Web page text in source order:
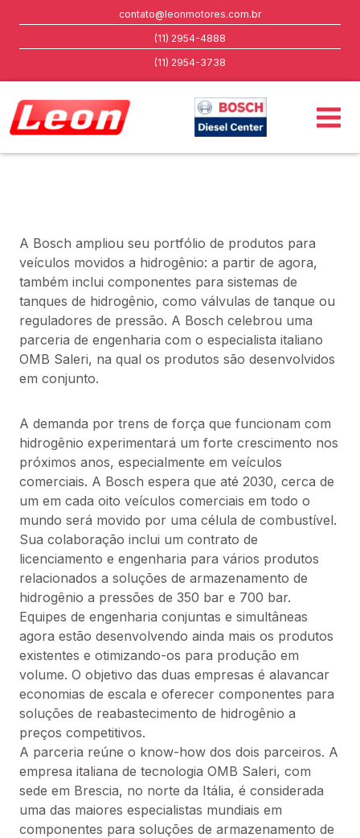
contato@leonmotores.com.br
(11) 2954-4888
(11) 2954-3738
A Bosch ampliou seu portfólio de produtos para
veículos movidos a hidrogênio: a partir de agora,
também inclui componentes para sistemas de
tanques de hidrogênio, como válvulas de tanque ou
reguladores de pressão. A Bosch celebrou uma
parceria de engenharia com o especialista italiano
OMB Saleri, na qual os produtos são desenvolvidos
em conjunto.
A demanda por trens de força que funcionam com
hidrogênio experimentará um forte crescimento nos
próximos anos, especialmente em veículos
comerciais. A Bosch espera que até 2030, cerca de
um em cada oito veículos comerciais em todo o
mundo será movido por uma célula de combustível.
Sua colaboração inclui um contrato de
licenciamento e engenharia para vários produtos
relacionados a soluções de armazenamento de
hidrogênio a pressões de 350 bar e 700 bar.
Equipes de engenharia conjuntas e simultâneas
agora estão desenvolvendo ainda mais os produtos
existentes e otimizando-os para produção em
volume. O objetivo das duas empresas é alavancar
economias de escala e oferecer componentes para
soluções de reabastecimento de hidrogênio a
preços competitivos.
A parceria reúne o know-how dos dois parceiros. A
empresa italiana de tecnologia OMB Saleri, com
sede em Brescia, no norte da Itália, é considerada
uma das maiores especialistas mundiais em
componentes para soluções de armazenamento de